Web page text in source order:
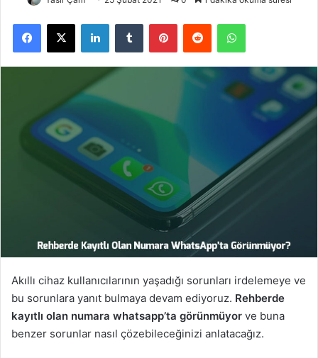
Facebook
X LinkedInTumblr PinterestReddit WhatsApp
Akıllı cihaz kullanıcılarının yaşadığı sorunları irdelemeye ve
bu sorunlara yanıt bulmaya devam ediyoruz. Rehberde
kayıtlı olan numara whatsapp’ta görünmüyor ve buna
benzer sorunlar nasıl çözebileceğinizi anlatacağız.